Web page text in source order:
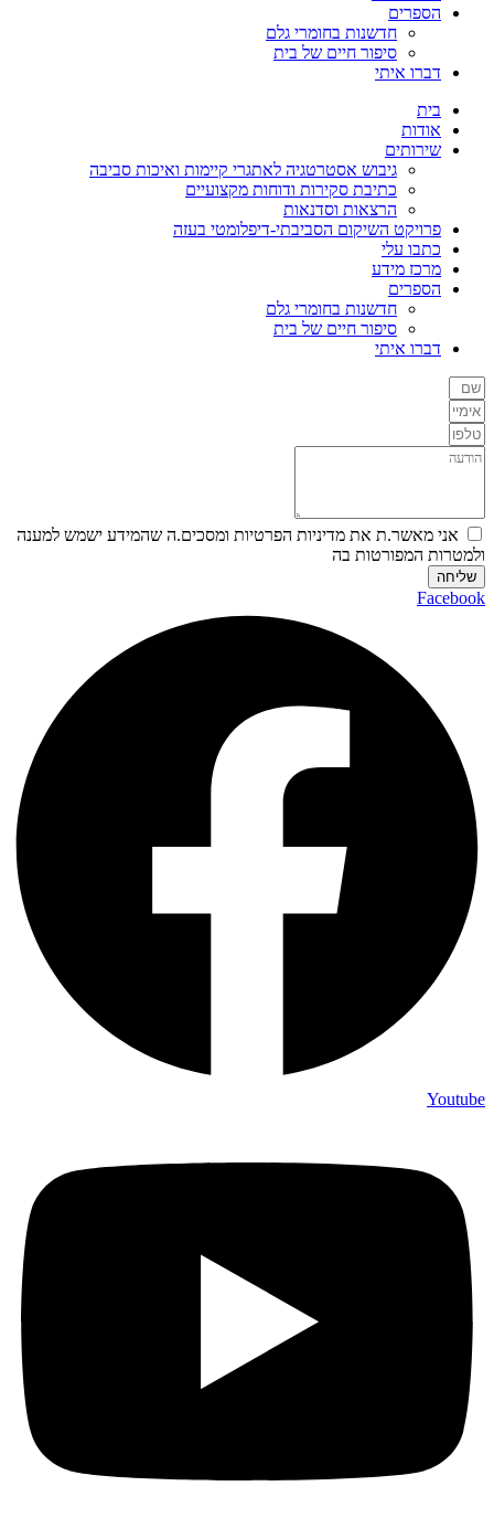
הספרים
חדשנות בחומרי גלם
סיפור חיים של בית
דברו איתי
בית
אודות
שירותים
גיבוש אסטרטגיה לאתגרי קיימות ואיכות סביבה
כתיבת סקירות ודוחות מקצועיים
הרצאות וסדנאות
פרויקט השיקום הסביבתי‑דיפלומטי בעזה
כתבו עלי
מרכז מידע
הספרים
חדשנות בחומרי גלם
סיפור חיים של בית
דברו איתי
אני מאשר.ת את מדיניות הפרטיות ומסכים.ה שהמידע ישמש למענה
המפורטות בה
שליחה